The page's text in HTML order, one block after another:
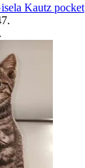
Kautz pocket
.
.